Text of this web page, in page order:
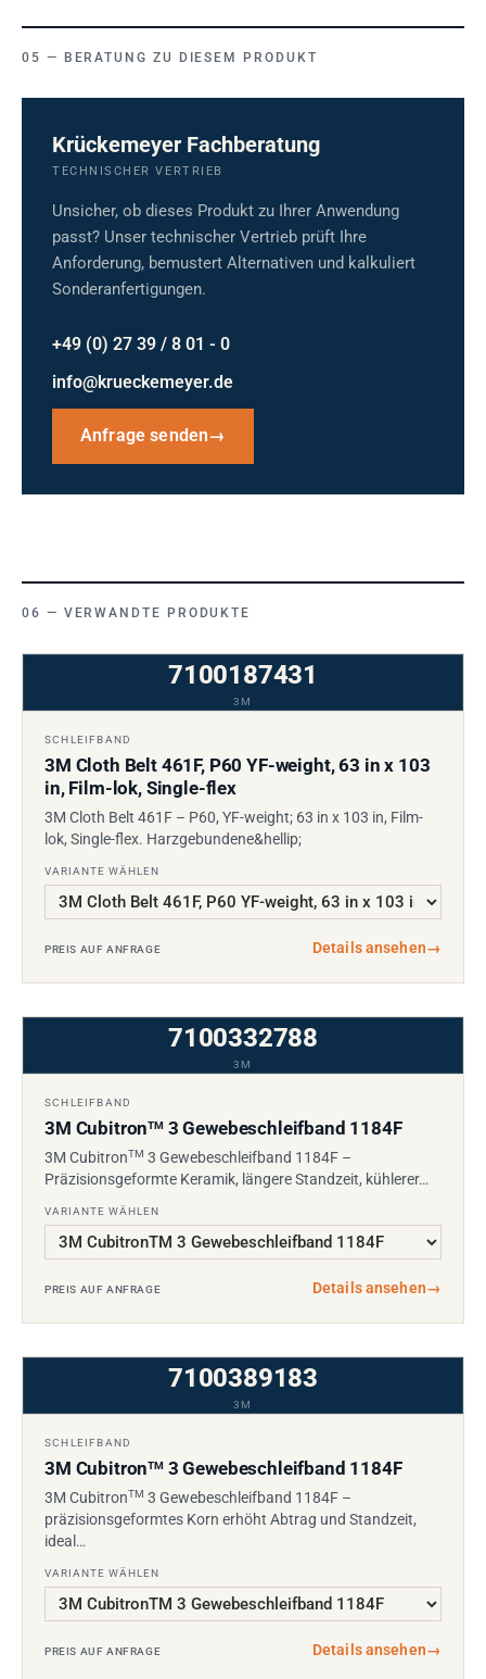
BERATUNG ZU DIESEM PRODUKT
Krückemeyer Fachberatung
TECHNISCHER VERTRIEB
Unsicher, ob dieses Produkt zu Ihrer Anwendung
passt? Unser technischer Vertrieb prüft Ihre
Anforderung, bemustert Alternativen und kalkuliert
Sonderanfertigungen.
+49 (0) 27 39 / 8 01 - 0
info@krueckemeyer.de
Anfrage senden→
VERWANDTE PRODUKTE
7100187431
3M
SCHLEIFBAND
3M Cloth Belt 461F, P60 YF-weight, 63 in x 103
in, Film-lok, Single-flex
3M Cloth Belt 461F – P60, YF-weight; 63 in x 103 in, Film-
lok, Single-flex. Harzgebundene&hellip;
VARIANTE WÄHLEN
PREIS AUF ANFRAGE Details ansehen→
7100332788
3M
SCHLEIFBAND
3M CubitronTM3 Gewebeschleifband 1184F
3M CubitronTM 3 Gewebeschleifband 1184F –
Präzisionsgeformte Keramik, längere Standzeit, kühlerer…
VARIANTE WÄHLEN
PREIS AUF ANFRAGE Details ansehen→
7100389183
3M
SCHLEIFBAND
3M CubitronTM3 Gewebeschleifband 1184F
3M CubitronTM 3 Gewebeschleifband 1184F –
präzisionsgeformtes Korn erhöht Abtrag und Standzeit,
ideal…
VARIANTE WÄHLEN
PREIS AUF ANFRAGE Details ansehen→